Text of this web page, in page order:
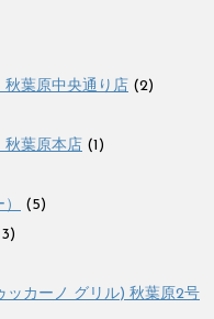
秋葉原中央通り店 (2)
秋葉原本店 (1)
(5)
カーノ グリル) 秋葉原2号